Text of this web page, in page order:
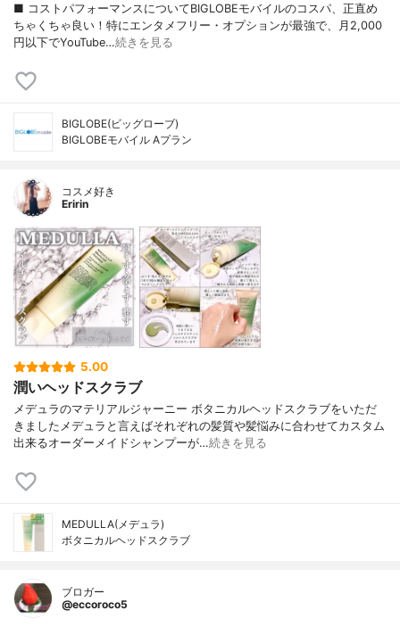
■ コストパフォーマンスについてBIGLOBEモバイルのコスパ、正直め
ちゃくちゃ良い！特にエンタメフリー・オプションが最強で、月2,000
円以下でYouTube…続きを見る
BIGLOBE(ビッグローブ)
BIGLOBEモバイル Aプラン
コスメ好き
Eririn
5.00
潤いヘッドスクラブ
メデュラのマテリアルジャーニー ボタニカルヘッドスクラブをいただ
きましたメデュラと言えばそれぞれの髪質や髪悩みに合わせてカスタム
出来るオーダーメイドシャンプーが…続きを見る
MEDULLA(メデュラ)
ボタニカルヘッドスクラブ
ブロガー
@eccoroco5